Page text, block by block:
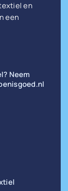
en
een
Neem